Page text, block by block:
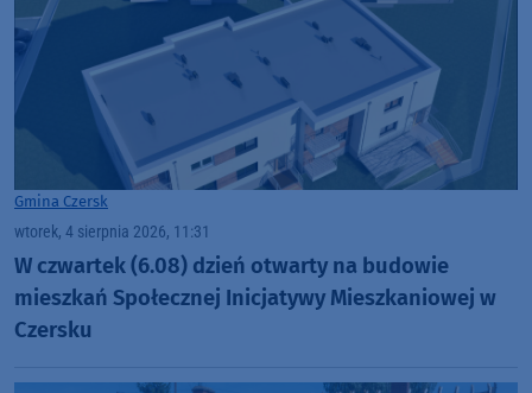
Gmina Czersk
wtorek, 4 sierpnia 2026, 11:31
W czwartek (6.08) dzień otwarty na budowie
mieszkań Społecznej Inicjatywy Mieszkaniowej w
Czersku